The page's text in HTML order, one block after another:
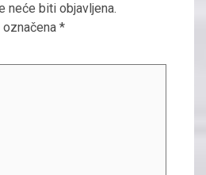
neće biti objavljena.
označena *